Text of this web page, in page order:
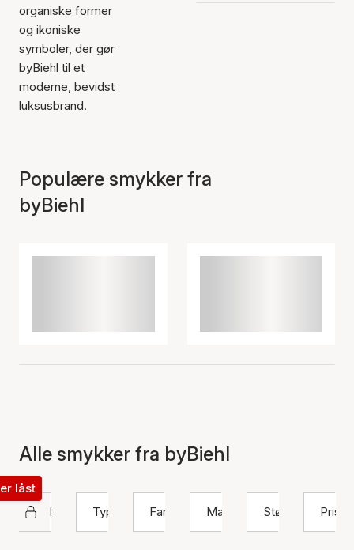
organiske former
og ikoniske
symboler, der gør
byBiehl til et
moderne, bevidst
luksusbrand.
Populære smykker fra
byBiehl
Alle smykker fra byBiehl
byBiehl
låst
Type
Farve Materiale Størrelse Pris